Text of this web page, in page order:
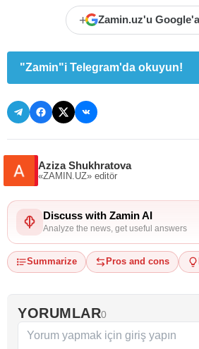
+ Zamin.uz'u
"Zamin"i Telegram'da okuyun!
Aziza Shukhratova
«ZAMIN.UZ» editör
Discuss with Zamin AI
Analyze the news, get useful answers
Summarize Pros and cons
YORUMLAR0